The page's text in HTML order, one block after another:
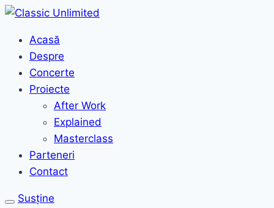
Acasă
Despre
Concerte
Proiecte
After Work
Explained
Masterclass
Parteneri
Contact
Susține